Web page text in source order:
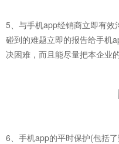
5、与手机app经销商立即有
碰到的难题立即的报告给手机
决困难，而且能尽量把本企业
6、手机app的平时保护(包括